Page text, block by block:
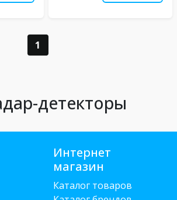
1
детекторы
Интернет
магазин
Каталог товаров